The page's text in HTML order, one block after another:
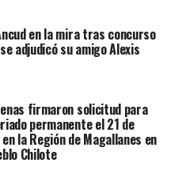
en la mira tras concurso
adjudicó su amigo Alexis
firmaron solicitud para
permanente el 21 de
la Región de Magallanes en
Chilote